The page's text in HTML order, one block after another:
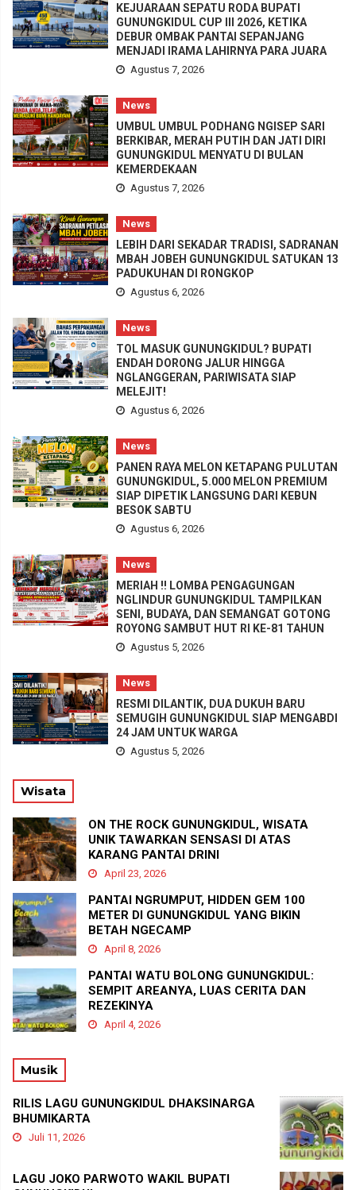
KEJUARAAN SEPATU RODA BUPATI
GUNUNGKIDUL CUP III 2026, KETIKA
DEBUR OMBAK PANTAI SEPANJANG
MENJADI IRAMA LAHIRNYA PARA JUARA
Agustus 7, 2026
News
UMBUL UMBUL PODHANG NGISEP SARI
BERKIBAR, MERAH PUTIH DAN JATI DIRI
GUNUNGKIDUL MENYATU DI BULAN
KEMERDEKAAN
Agustus 7, 2026
News
LEBIH DARI SEKADAR TRADISI, SADRANAN
MBAH JOBEH GUNUNGKIDUL SATUKAN 13
PADUKUHAN DI RONGKOP
Agustus 6, 2026
News
TOL MASUK GUNUNGKIDUL? BUPATI
ENDAH DORONG JALUR HINGGA
NGLANGGERAN, PARIWISATA SIAP
MELEJIT!
Agustus 6, 2026
News
PANEN RAYA MELON KETAPANG PULUTAN
GUNUNGKIDUL, 5.000 MELON PREMIUM
SIAP DIPETIK LANGSUNG DARI KEBUN
BESOK SABTU
Agustus 6, 2026
News
MERIAH !! LOMBA PENGAGUNGAN
NGLINDUR GUNUNGKIDUL TAMPILKAN
SENI, BUDAYA, DAN SEMANGAT GOTONG
ROYONG SAMBUT HUT RI KE-81 TAHUN
Agustus 5, 2026
News
RESMI DILANTIK, DUA DUKUH BARU
SEMUGIH GUNUNGKIDUL SIAP MENGABDI
24 JAM UNTUK WARGA
Agustus 5, 2026
Wisata
ON THE ROCK GUNUNGKIDUL, WISATA
UNIK TAWARKAN SENSASI DI ATAS
KARANG PANTAI DRINI
April 23, 2026
PANTAI NGRUMPUT, HIDDEN GEM 100
METER DI GUNUNGKIDUL YANG BIKIN
BETAH NGECAMP
April 8, 2026
PANTAI WATU BOLONG GUNUNGKIDUL:
SEMPIT AREANYA, LUAS CERITA DAN
REZEKINYA
April 4, 2026
Musik
RILIS LAGU GUNUNGKIDUL DHAKSINARGA
BHUMIKARTA
Juli 11, 2026
LAGU JOKO PARWOTO WAKIL BUPATI